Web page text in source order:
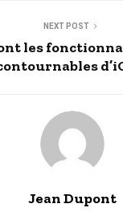
NEXT POST
les
Jean Dupont